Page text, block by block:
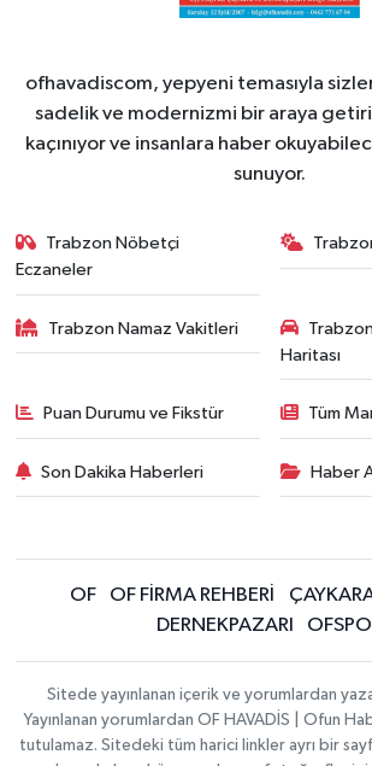
ofhavadiscom, yepyeni temasıyla
sadelik ve modernizmi bir araya
kaçınıyor ve insanlara haber
sunuyor.
Trabzon Nöbetçi
Eczaneler
Trabzon Namaz Vakitleri
Haritası
Puan Durumu ve Fikstür Tüm
Son Dakika Haberleri Haber
OF OF FİRMA REHBERİ
DERNEKPAZARI
Sitede yayınlanan içerik ve yorumlardan
Yayınlanan yorumlardan OF HAVADİS | Ofun
tutulamaz. Sitedeki tüm harici linkler ayrı bir